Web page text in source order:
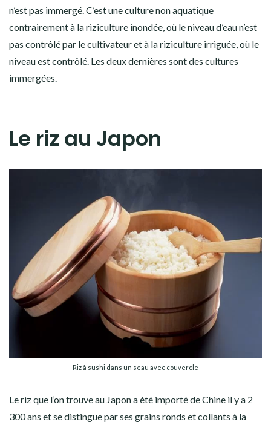
n’est pas immergé. C’est une culture non aquatique
contrairement à lariziculture inondée, où le niveau d’eau n’est
pas contrôlé par le cultivateur et à lariziculture irriguée, où le
niveau est contrôlé. Les deux dernières sont des cultures
immergées.
Le riz au Japon
Riz à sushi dans un seau avec couvercle
Lerizque l’on trouve au Japon a été importé de Chine il y a 2
300 ans et se distingue par ses grains ronds et collants à la